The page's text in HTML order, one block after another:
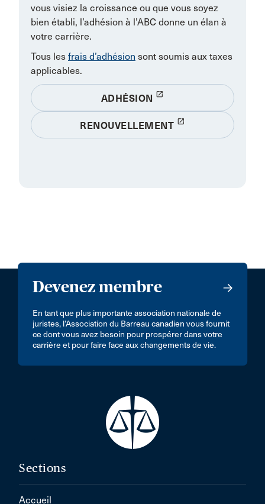
vous visiez la croissance ou que vous soyez
bien établi, l’adhésion à l’ABC donne un élan à
votre carrière.
Tous les frais d’adhésion sont soumis aux taxes
applicables.
ADHÉSION launch
RENOUVELLEMENT launch
Devenez membre
En tant que plus importante association nationale de
juristes, l’Association du Barreau canadien vous fournit
ce dont vous avez besoin pour prospérer dans votre
carrière et pour faire face aux changements de vie.
Sections
Accueil